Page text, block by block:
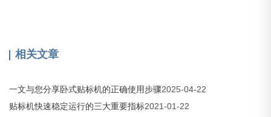
相关文章
一文与您分享卧式贴标机的正确使用步骤2025-04-22
贴标机快速稳定运行的三大重要指标2021-01-22